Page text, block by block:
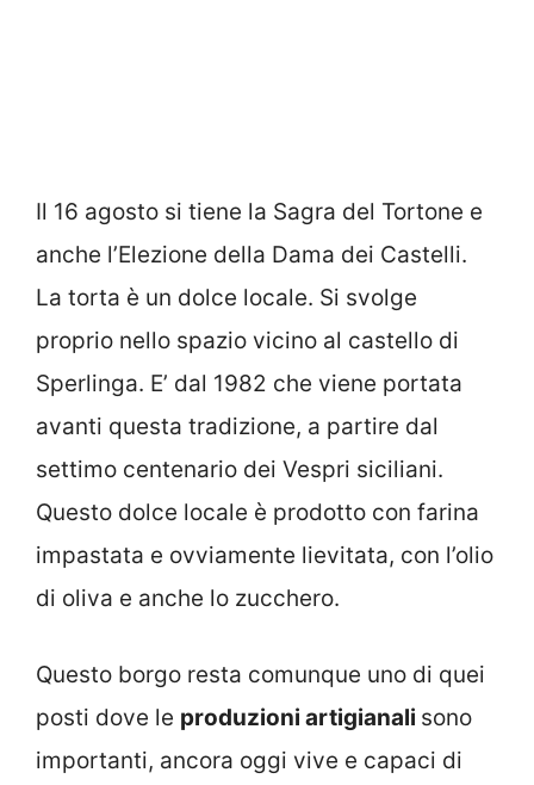
Il 16 agosto si tiene la Sagra del Tortone e
anche l’Elezione della Dama dei Castelli.
La torta è un dolce locale. Si svolge
proprio nello spazio vicino al castello di
Sperlinga. E’ dal 1982 che viene portata
avanti questa tradizione, a partire dal
settimo centenario dei Vespri siciliani.
Questo dolce locale è prodotto con farina
impastata e ovviamente lievitata, con l’olio
di oliva e anche lo zucchero.
Questo borgo resta comunque uno di quei
posti dove le produzioni artigianali sono
importanti, ancora oggi vive e capaci di